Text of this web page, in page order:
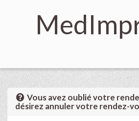
Vous avez oublié votre
désirez annuler votre rendez-